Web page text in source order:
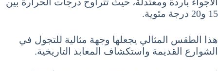
15 و20 درجة مئوية.
هذا الطقس المثالي يجعلها وجهة مثالية للتجول في
الشوارع القديمة واستكشاف المعابد التاريخية.